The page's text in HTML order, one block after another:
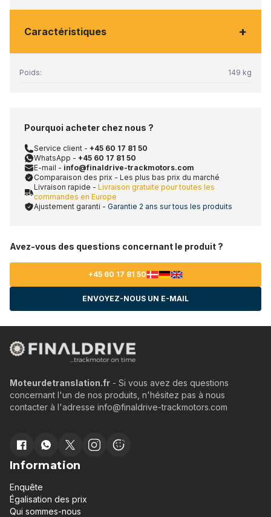
Caractéristiques +
Poids: 149 kg
Pourquoi acheter chez nous ?
Service client - +45 60 17 81 50
WhatsApp - +45 60 17 81 50
E-mail - info@finaldrive-trackmotors.com
Comparaison des prix - Les plus bas prix du marché
Livraison rapide - Livraison gratuite pour toutes les
commandes en Europe
Ajustement garanti - Garantie 2 ans sur tous les produits
Avez-vous des questions concernant le produit ?
+45 60 17 81 50
ENVOYEZ-NOUS UN E-MAIL
Moteurdetranslation.fr - Si vous avez des questions
concernant l'un de nos produits, n'hésitez pas à nous
contacter à l'adresse info@finaldrive-trackmotors.com
Information
Enquête
Égalisation des prix
Qui sommes-nous